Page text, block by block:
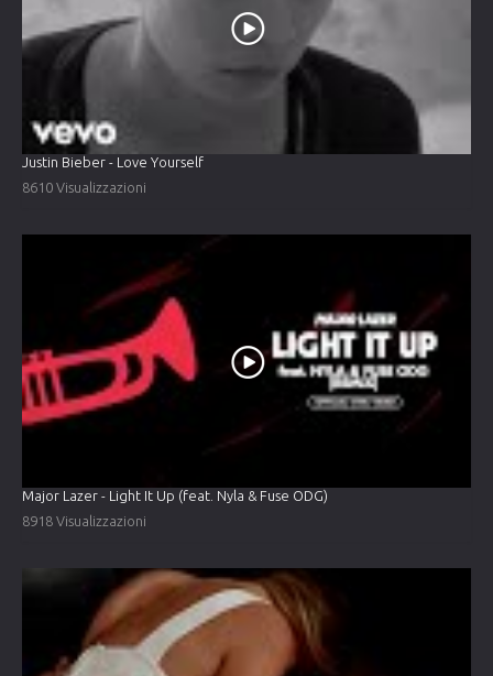
Justin Bieber - Love Yourself
8610 Visualizzazioni
Major Lazer - Light It Up (feat. Nyla & Fuse ODG)
8918 Visualizzazioni